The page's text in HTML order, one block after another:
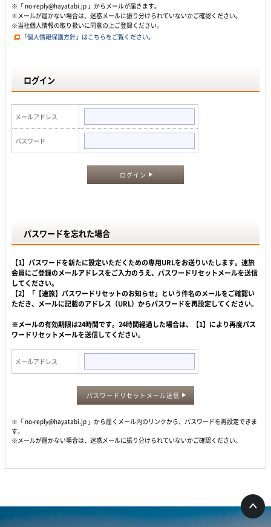
※「 no-reply@hayatabi.jp 」からメールが届きます。
※メールが届かない場合は、迷惑メールに振り分けられていないかご確認ください。
※当社個人情報の取り扱いに同意の上ご登録ください。
「個人情報保護方針」はこちらをご覧ください。
ログイン
メールアドレス
パスワード
ログイン
パスワードを忘れた場合
【1】パスワードを新たに設定いただくための専用URLをお送りいたします。速旅
会員にご登録のメールアドレスをご入力のうえ、パスワードリセットメールを送信
してください。
【2】「【速旅】パスワードリセットのお知らせ」という件名のメールをご確認い
ただき、メールに記載のアドレス（URL）からパスワードを再設定してください。
※メールの有効期限は24時間です。24時間経過した場合は、【1】により再度パス
ワードリセットメールを送信してください。
メールアドレス
パスワードリセットメール送信
※「 no-reply@hayatabi.jp 」から届くメール内のリンクから、パスワードを再設定できま
す。
※メールが届かない場合は、迷惑メールに振り分けられていないかご確認ください。